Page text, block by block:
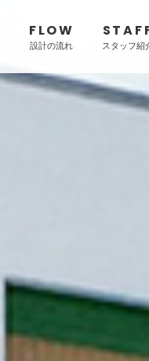
FLOW
設計の流れ スタッフ紹